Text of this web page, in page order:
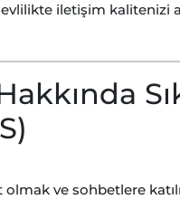
iletişim kalitenizi
olmak ve sohbetlere